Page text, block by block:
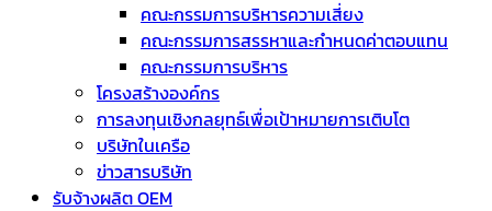
คณะกรรมการบริหารความเสี่ยง
คณะกรรมการสรรหาและกำหนดค่าตอบแทน
คณะกรรมการบริหาร
โครงสร้างองค์กร
การลงทุนเชิงกลยุทธ์เพื่อเป้าหมายการเติบโต
บริษัทในเครือ
ข่าวสารบริษัท
รับจ้างผลิต OEM